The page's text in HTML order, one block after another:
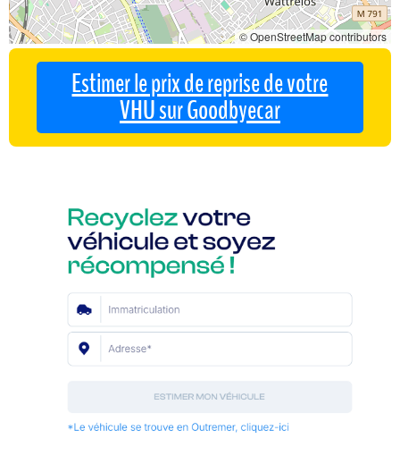
© OpenStreetMap contributors
Estimer le prix de reprise de votre
VHU sur Goodbyecar